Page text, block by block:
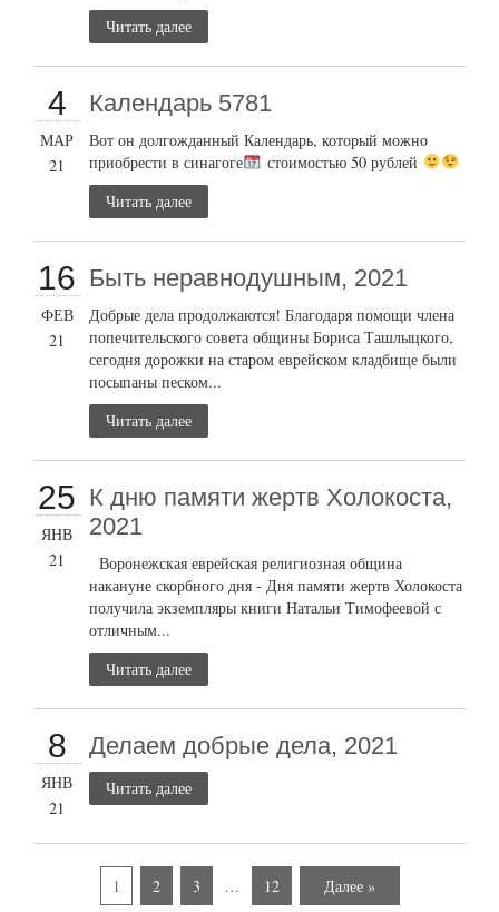
Читать далее
4
МАР
21
Календарь 5781
Вот он долгожданный Календарь, который можно
приобрести в синагоге
стоимостью 50 рублей
Читать далее
16
ФЕВ
21
Быть неравнодушным, 2021
Добрые дела продолжаются! Благодаря помощи члена
попечительского совета общины Бориса Ташлыцкого,
сегодня дорожки на старом еврейском кладбище были
посыпаны песком...
Читать далее
25
ЯНВ
21
К дню памяти жертв Холокоста,
2021
Воронежская еврейская религиозная община
накануне скорбного дня - Дня памяти жертв Холокоста
получила экземпляры книги Натальи Тимофеевой с
отличным...
Читать далее
8
ЯНВ
21
Делаем добрые дела, 2021
Читать далее
1 2 3 … 12 Далее »